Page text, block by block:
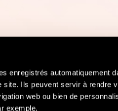
enregistrés automatiquement
Ils peuvent servir à rendre
web ou bien de
exemple.
Mentions Légales